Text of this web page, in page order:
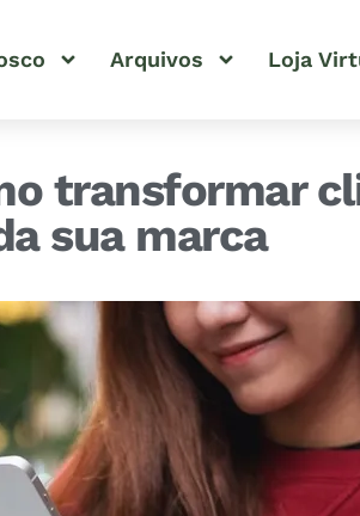
Arquivos Loja
transformar
sua marca